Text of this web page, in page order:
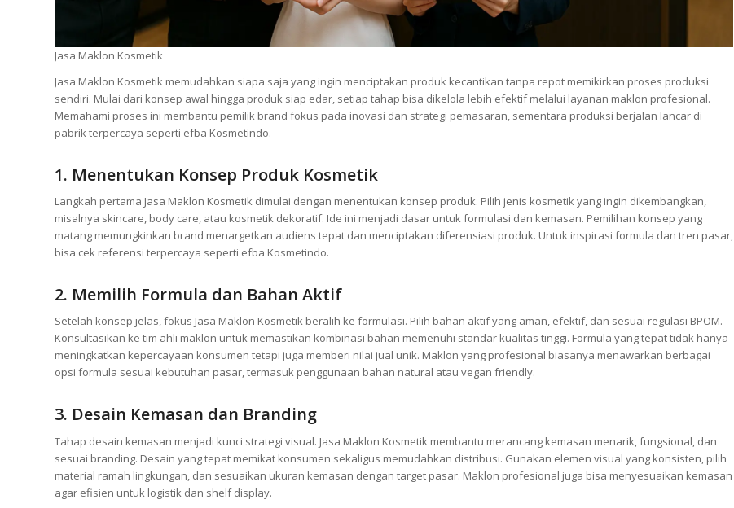
Jasa Maklon Kosmetik
Jasa Maklon Kosmetik memudahkan siapa saja yang ingin menciptakan produk kecantikan tanpa repot memikirkan proses produksi
sendiri. Mulai dari konsep awal hingga produk siap edar, setiap tahap bisa dikelola lebih efektif melalui layanan maklon profesional.
Memahami proses ini membantu pemilik brand fokus pada inovasi dan strategi pemasaran, sementara produksi berjalan lancar di
pabrik terpercaya seperti efba Kosmetindo.
1. Menentukan Konsep Produk Kosmetik
Langkah pertama Jasa Maklon Kosmetik dimulai dengan menentukan konsep produk. Pilih jenis kosmetik yang ingin dikembangkan,
misalnya skincare, body care, atau kosmetik dekoratif. Ide ini menjadi dasar untuk formulasi dan kemasan. Pemilihan konsep yang
matang memungkinkan brand menargetkan audiens tepat dan menciptakan diferensiasi produk. Untuk inspirasi formula dan tren pasar,
bisa cek referensi terpercaya seperti efba Kosmetindo.
2. Memilih Formula dan Bahan Aktif
Setelah konsep jelas, fokus Jasa Maklon Kosmetik beralih ke formulasi. Pilih bahan aktif yang aman, efektif, dan sesuai regulasi BPOM.
Konsultasikan ke tim ahli maklon untuk memastikan kombinasi bahan memenuhi standar kualitas tinggi. Formula yang tepat tidak hanya
meningkatkan kepercayaan konsumen tetapi juga memberi nilai jual unik. Maklon yang profesional biasanya menawarkan berbagai
opsi formula sesuai kebutuhan pasar, termasuk penggunaan bahan natural atau vegan friendly.
3. Desain Kemasan dan Branding
Tahap desain kemasan menjadi kunci strategi visual. Jasa Maklon Kosmetik membantu merancang kemasan menarik, fungsional, dan
sesuai branding. Desain yang tepat memikat konsumen sekaligus memudahkan distribusi. Gunakan elemen visual yang konsisten, pilih
material ramah lingkungan, dan sesuaikan ukuran kemasan dengan target pasar. Maklon profesional juga bisa menyesuaikan kemasan
agar efisien untuk logistik dan shelf display.